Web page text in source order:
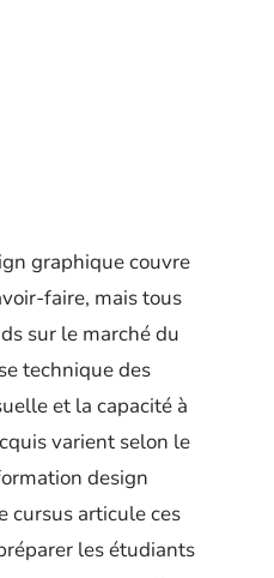
graphique couvre
faire, mais tous
sur le marché du
technique des
et la capacité à
varient selon le
design
cursus articule ces
les étudiants